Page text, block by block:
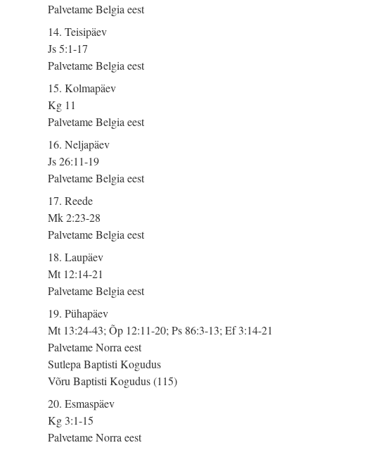
Palvetame Belgia eest
14. Teisipäev
Js 5:1-17
Palvetame Belgia eest
15. Kolmapäev
Kg 11
Palvetame Belgia eest
16. Neljapäev
Js 26:11-19
Palvetame Belgia eest
17. Reede
Mk 2:23-28
Palvetame Belgia eest
18. Laupäev
Mt 12:14-21
Palvetame Belgia eest
19. Pühapäev
Mt 13:24-43; Õp 12:11-20; Ps 86:3-13; Ef 3:14-21
Palvetame Norra eest
Sutlepa Baptisti Kogudus
Võru Baptisti Kogudus (115)
20. Esmaspäev
Kg 3:1-15
Palvetame Norra eest